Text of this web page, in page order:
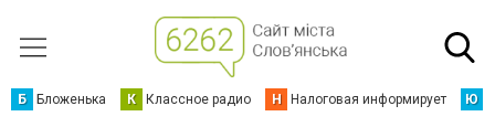
Б Бложенька К Классное радио Н Налоговая информирует Ю